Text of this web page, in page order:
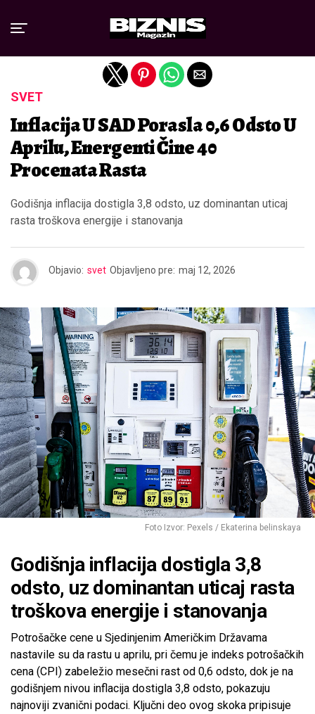
SVET
Inflacija U SAD Porasla 0,6 Odsto U
Aprilu, Energenti Čine 40
Procenata Rasta
Godišnja inflacija dostigla 3,8 odsto, uz dominantan uticaj
rasta troškova energije i stanovanja
Objavio: svet Objavljeno pre: maj 12, 2026
Foto Izvor: Pexels / Ekaterina belinskaya
Godišnja inflacija dostigla 3,8
odsto, uz dominantan uticaj rasta
troškova energije i stanovanja
Potrošačke cene u Sjedinjenim Američkim Državama
nastavile su da rastu u aprilu, pri čemu je indeks potrošačkih
cena (CPI) zabeležio mesečni rast od 0,6 odsto, dok je na
godišnjem nivou inflacija dostigla 3,8 odsto, pokazuju
najnoviji zvanični podaci. Ključni deo ovog skoka pripisuje
Exit mobile version